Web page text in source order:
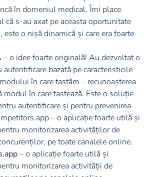
în domeniul medical. Îmi place
că s-au axat pe aceasta oportunitate
este o nișă dinamică și care era foarte
– o idee foarte originală! Au dezvoltat o
autentificare bazată pe caracteristicile
în care tastăm – recunoașterea
modul în care tastează. Este o soluție
autentificare și pentru prevenirea
– o aplicație foarte utilă și
monitorizarea activităților de
pe toate canalele online.
– o aplicație foarte utilă și
monitorizarea activității de